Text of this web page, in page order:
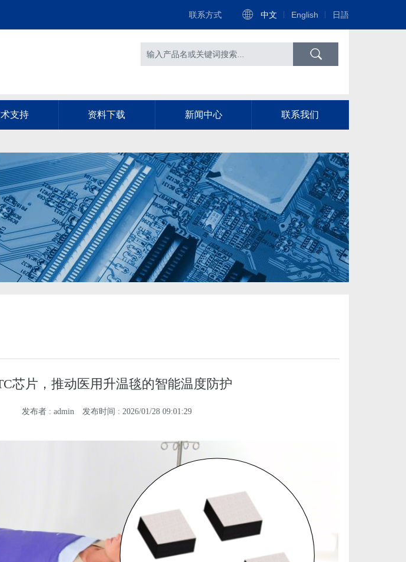
联系方式 中文 English 日語
支持 资料下载 新闻中心 联系我们
芯片，推动医用升温毯的智能温度防护
发布者 : admin 发布时间 : 2026/01/28 09:01:29